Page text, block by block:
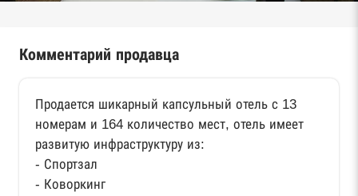
Комментарий продавца
Продается шикарный капсульный отель с 13
номерам и 164 количество мест, отель имеет
развитую инфраструктуру из:
- Спортзал
- Коворкинг